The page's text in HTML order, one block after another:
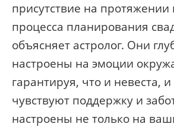
присутствие на протяжении
процесса планирования
объясняет астролог. Они
настроены на эмоции
гарантируя, что и невеста,
чувствуют поддержку и
настроены не только на